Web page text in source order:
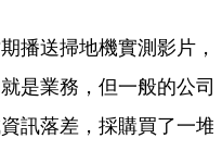
播送掃地機實測影片，
是業務，但一般的公司
訊落差，採購買了一堆